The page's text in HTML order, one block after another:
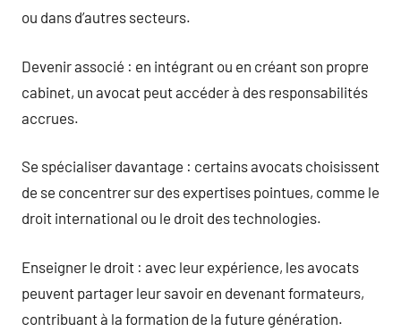
ou dans d’autres secteurs.
Devenir associé : en intégrant ou en créant son propre
cabinet, un avocat peut accéder à des responsabilités
accrues.
Se spécialiser davantage : certains avocats choisissent
de se concentrer sur des expertises pointues, comme le
droit international ou le droit des technologies.
Enseigner le droit : avec leur expérience, les avocats
peuvent partager leur savoir en devenant formateurs,
contribuant à la formation de la future génération.